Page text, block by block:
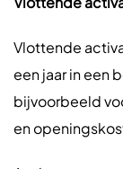
Vlottende
een jaar in een
bijvoorbeeld
en